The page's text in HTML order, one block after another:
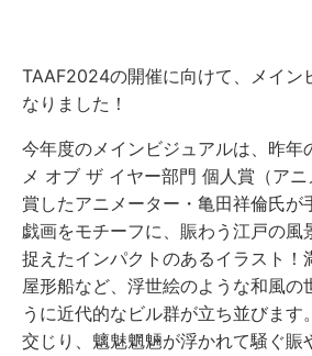
TAAF2024の開催に向けて、メイン
なりました！
今年度のメインビジュアルは、昨
メ オブ ザ イヤー部門 個人賞（ア
賞したアニメーター・亀田祥倫氏が
戯画をモチーフに、賑わう江戸の風
捉えたインパクトのあるイラスト！
屋形船など、浮世絵のような和風の
うに近代的なビル群が立ち並びます
交じり、魑魅魍魎が浮かれて騒ぐ賑